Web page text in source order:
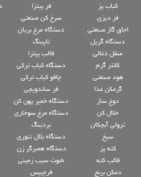
کباب پز
فر دیزی
اجاق گاز صنعتی
دستگاه گریل
منقل ذغالی
کانتر گرم
هود صنعتی
گرمکن غذا
دوغ ساز
خلال کن
ترولی آبچکان
سیخ
کته پز
قالب کته
دمکن برنج
فر پیتزا
سرخ کن صنعتی
دستگاه مرغ بریان
تاپینگ
قالب پیتزا
دستگاه کباب ترکی
چاقو کباب ترکی
فر ساندویچی
دستگاه خمیر پهن کن
دستگاه مرغ سوخاری
بردینگ
دستگاه بلال تنوری
دستگاه همبرگر زن
شوت سیب زمینی
فرچیپس